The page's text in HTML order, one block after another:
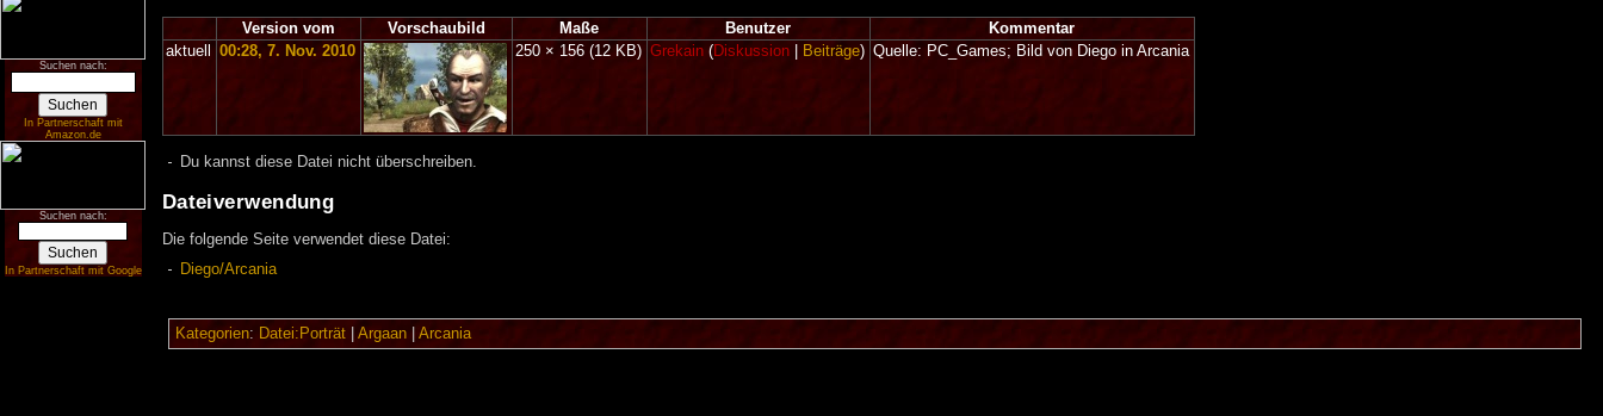
Suchen nach:
In Partnerschaft mit
Amazon.de
Suchen nach:
In Partnerschaft mit Google
Version vom Vorschaubild Maße Benutzer
Kommentar
aktuell
00:28, 7. Nov. 2010 250 × 156(12 KB) Grekain (Diskussion Beiträge) Quelle: PC_Games; Bild von Diego in Arcania
Du kannst diese Datei nicht überschreiben.
Dateiverwendung
Die folgende Seite verwendet diese Datei:
Diego/Arcania
Kategorien: Datei:Porträt| Argaan| Arcania